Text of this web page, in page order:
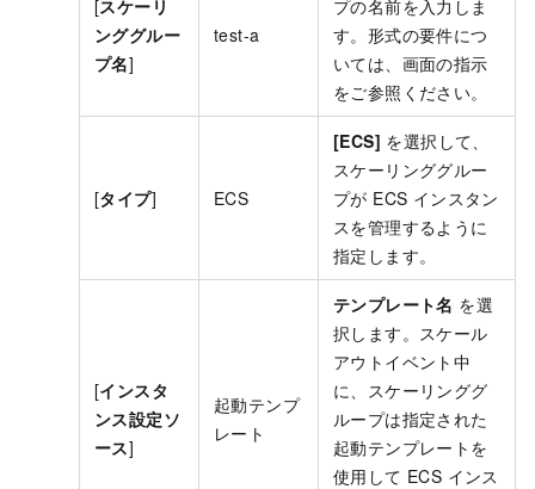
[スケーリ
ンググルー
プ名]
test-a
プの名前を入力しま
す。形式の要件につ
いては、画面の指示
をご参照ください。
[タイプ] ECS
[ECS] を選択して、
スケーリンググルー
プが ECS インスタン
スを管理するように
指定します。
[インスタ
ンス設定ソ
ース]
起動テンプ
レート
テンプレート名 を選
択します。スケール
アウトイベント中
に、スケーリンググ
ループは指定された
起動テンプレートを
使用して ECS インス